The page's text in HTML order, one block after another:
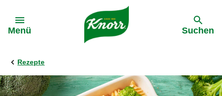
Menü Suchen
Rezepte